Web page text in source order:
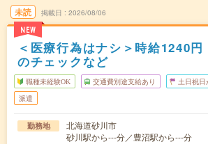
未読
NEW
掲載日 2026/08/06
＜医療行為はナシ＞時給1240
のチェックなど
職種未経験OK 交通費別途支給あり 土日祝日
派遣
勤務地
北海道砂川市
砂川駅から---分／豊沼駅から---分